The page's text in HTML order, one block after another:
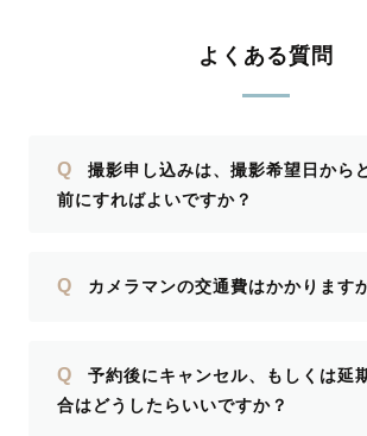
よくある質問
Q
撮影申し込みは、撮影希望日から
前にすればよいですか？
Q カメラマンの交通費はかかります
Q
予約後にキャンセル、もしくは延
合はどうしたらいいですか？